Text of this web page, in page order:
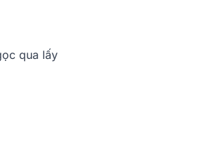
qua lấy